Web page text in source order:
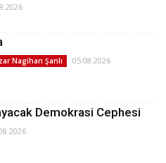
Nagihan Şanlı 05.08.2026
Demokrasi Cephesi